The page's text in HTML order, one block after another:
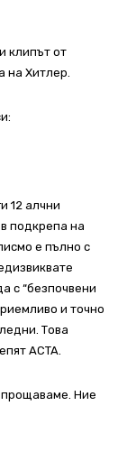
клипът от
на Хитлер.
12 алчни
подкрепа на
е пълно с
с “безпочвени
и точно
Това
ACTA.
прощаваме. Ние